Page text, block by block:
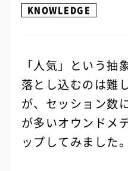
KNOWLEDGE
「人気」という抽
落とし込むのは難
が、セッション数
が多いオウンドメ
ップしてみました。